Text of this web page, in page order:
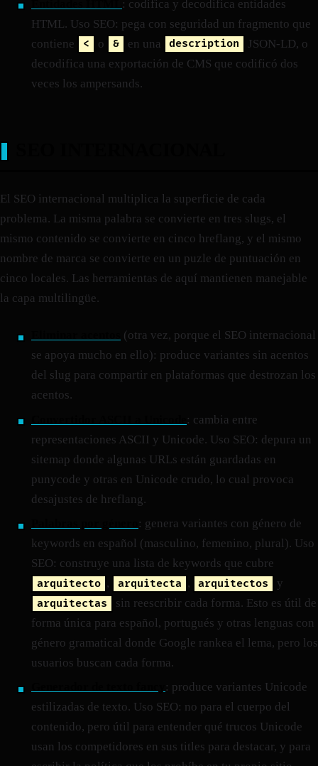
: codifica y decodifica entidades
HTML. Uso SEO: pega con seguridad un fragmento que
contiene
< o & en una description
JSON-LD, o
decodifica una exportación de CMS que codificó dos
veces los ampersands.
El SEO internacional multiplica la superficie de cada
problema. La misma palabra se convierte en tres slugs, el
mismo contenido se convierte en cinco hreflang, y el mismo
nombre de marca se convierte en un puzle de puntuación en
cinco locales. Las herramientas de aquí mantienen manejable
la capa multilingüe.
(otra vez, porque el SEO internacional
se apoya mucho en ello): produce variantes sin acentos
del slug para compartir en plataformas que destrozan los
acentos.
: cambia entre
representaciones ASCII y Unicode. Uso SEO: depura un
sitemap donde algunas URLs están guardadas en
punycode y otras en Unicode crudo, lo cual provoca
desajustes de hreflang.
: genera variantes con género de
keywords en español (masculino, femenino, plural). Uso
SEO: construye una lista de keywords que cubre
arquitecto , arquitecta , arquitectos
y
arquitectas
sin reescribir cada forma. Esto es útil de
forma única para español, portugués y otras lenguas con
género gramatical donde Google rankea el lema, pero los
usuarios buscan cada forma.
: produce variantes Unicode
estilizadas de texto. Uso SEO: no para el cuerpo del
contenido, pero útil para entender qué trucos Unicode
usan los competidores en sus titles para destacar, y para